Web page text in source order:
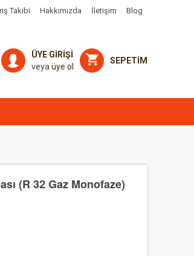
Takibi Hakkımızda İletişim Blog
ÜYE GİRİŞİ
veya üye ol
SEPETİM
(R 32 Gaz Monofaze)